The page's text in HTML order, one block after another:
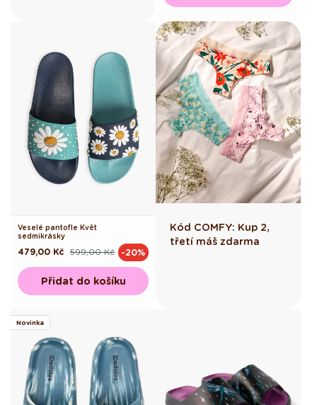
Veselé pantofle Květ
sedmikrásky
Běžná
599,00 Kč
Výprodejová
479,00 Kč -20%
Přidat do košíku
Kód COMFY: Kup 2,
třetí máš zdarma
Novinka